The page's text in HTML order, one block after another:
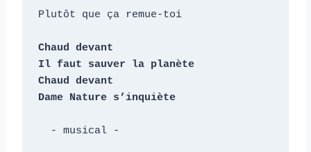
Plutôt que ça remue-toi
Chaud devant
Il faut sauver la planète
Chaud devant
Dame Nature s’inquiète